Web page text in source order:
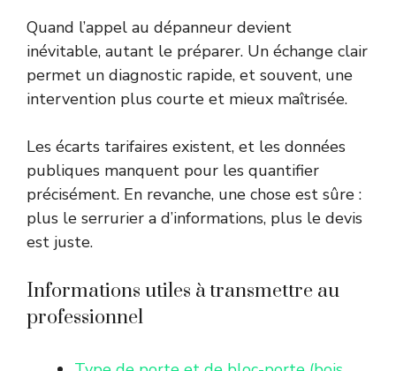
Quand l’appel au dépanneur devient
inévitable, autant le préparer. Un échange clair
permet un diagnostic rapide, et souvent, une
intervention plus courte et mieux maîtrisée.
Les écarts tarifaires existent, et les données
publiques manquent pour les quantifier
précisément. En revanche, une chose est sûre :
plus le serrurier a d’informations, plus le devis
est juste.
Informations utiles à transmettre au
professionnel